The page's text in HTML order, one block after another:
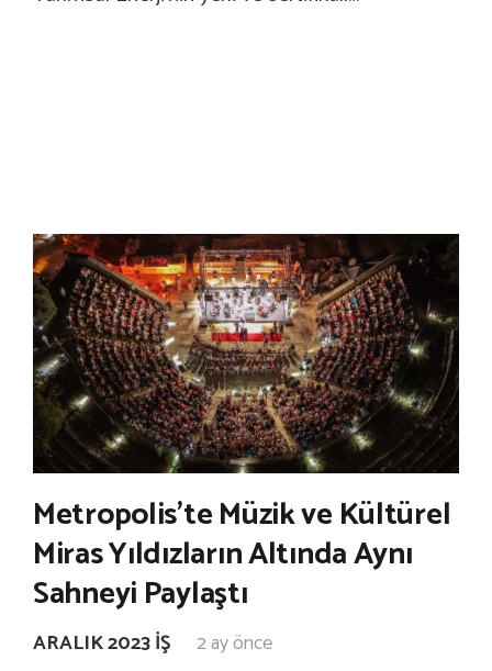
Metropolis’te Müzik ve Kültürel
Miras Yıldızların Altında Aynı
Sahneyi Paylaştı
ARALIK 2023 İŞ 2 ay önce